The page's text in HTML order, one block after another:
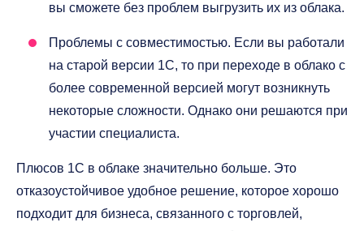
вы сможете без проблем выгрузить их из облака.
Проблемы с совместимостью. Если вы работали
на старой версии 1С, то при переходе в облако с
более современной версией могут возникнуть
некоторые сложности. Однако они решаются при
участии специалиста.
Плюсов 1С в облаке значительно больше. Это
отказоустойчивое удобное решение, которое хорошо
подходит для бизнеса, связанного с торговлей,